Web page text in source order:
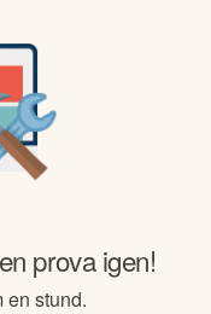
prova igen!
en stund.